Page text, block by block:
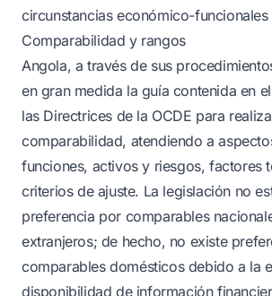
circunstancias económico-
Comparabilidad y rangos
Angola, a través de sus
en gran medida la guía contenida en
las Directrices de la OCDE para
comparabilidad, atendiendo a
funciones, activos y riesgos, factores
criterios de ajuste. La legislación no
preferencia por comparables
extranjeros; de hecho, no existe
comparables domésticos debido a la
disponibilidad de información